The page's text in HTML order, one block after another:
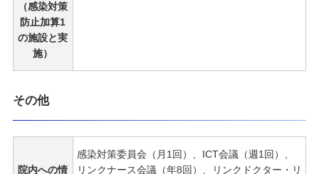
（感染対策
防止加算1
の施設と実
施）
その他
院内への情
感染対策委員会（月1回）、ICT会議（週1回）、
リンクナース会議（年8回）、リンクドクター・リ